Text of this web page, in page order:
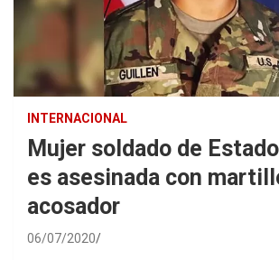
INTERNACIONAL
Mujer soldado de
es asesinada con
acosador
06/07/2020